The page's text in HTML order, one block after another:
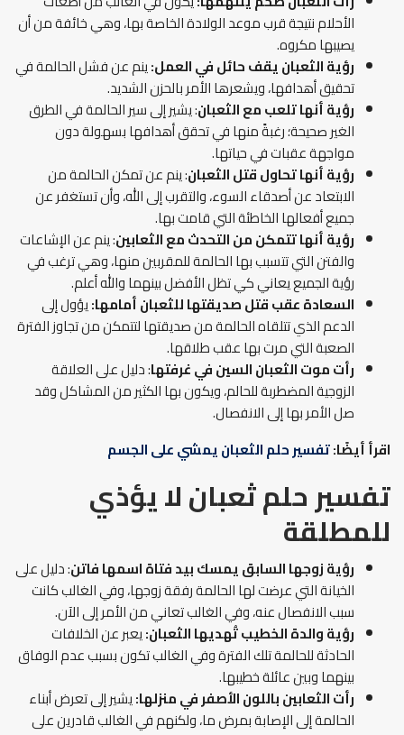
الأحلام نتيجة قرب موعد الولادة الخاصة بها، وهي خائفة من أن
يصيبها مكروه.
رؤية الثعبان يقف حائل في العمل:ينم عن فشل الحالمة في
تحقيق أهدافها، ويشعرها الأمر بالحزن الشديد.
رؤية أنها تلعب مع الثعبان: يشير إلى سير الحالمة في الطرق
الغير صحيحة؛ رغبةً منها في تحقق أهدافها بسهولة دون
مواجهة عقبات في حياتها.
رؤية أنها تحاول قتل الثعبان: ينم عن تمكن الحالمة من
الابتعاد عن أصدقاء السوء، والتقرب إلى الله، وأن تستغفر عن
جميع أفعالها الخاطئة التي قامت بها.
رؤية أنها تتمكن من التحدث مع الثعابين: ينم عن الإشاعات
والفتن التي تتسبب بها الحالمة للمقربين منها، وهي ترغب في
رؤية الجميع يعاني كي تظل الأفضل بينهما والله أعلم.
السعادة عقب قتل صديقتها للثعبان أمامها:يؤول إلى
الدعم الذي تتلقاه الحالمة من صديقتها لتتمكن من تجاوز الفترة
الصعبة التي مرت بها عقب طلاقها.
رأت موت الثعبان السين في غرفتها: دليل على العلاقة
الزوجية المضطربة للحالم، ويكون بها الكثير من المشاكل وقد
صل الأمر بها إلى الانفصال.
اقرأ أيضًا:تفسير حلم الثعبان يمشي على الجسم
تفسير حلم ثعبان لا يؤذي
للمطلقة
رؤية زوجها السابق يمسك بيد فتاة اسمها فاتن: دليل على
الخيانة التي عرضت لها الحالمة رفقة زوجها، وفي الغالب كانت
سبب الانفصال عنه، وفي الغالب تعاني من الأمر إلى الآن.
رؤية والدة الخطيب تُهديها الثعبان:يعبر عن الخلافات
الحادثة للحالمة تلك الفترة وفي الغالب تكون بسبب عدم الوفاق
بينهما وبين عائلة خطيبها.
رأت الثعابين باللون الأصفر في منزلها:يشير إلى تعرض أبناء
الحالمة إلى الإصابة بمرض ما، ولكنهم في الغالب قادرين على